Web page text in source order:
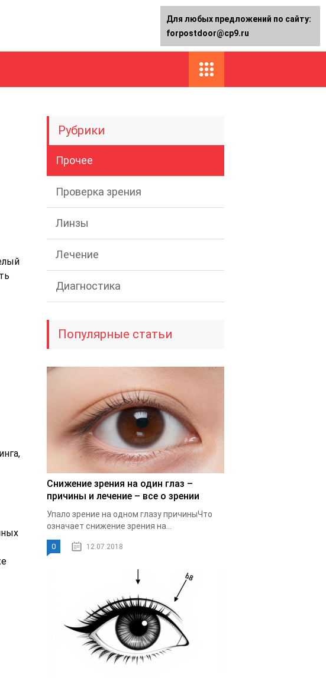
Рубрики
Прочее
Проверка зрения
Линзы
Лечение
Диагностика
Популярные статьи
Снижение зрения на один глаз –
причины и лечение – все о зрении
Упало зрение на одном глазу причиныЧто
означает снижение зрения на...
0 12.07.2018
Для любых предложений по сайту:
forpostdoor@cp9.ru